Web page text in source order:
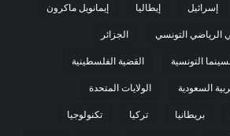
إسرائيل إيطاليا إيمانويل ماكرون
الرياضي التونسي الجزائر
التونسية القضية الفلسطينية
السعودية الولايات المتحدة
بريطانيا تركيا تكنولوجيا